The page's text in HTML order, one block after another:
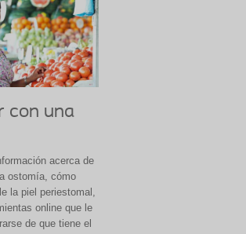
con una
acerca de
ostomía, cómo
la piel periestomal,
online que le
de que tiene el